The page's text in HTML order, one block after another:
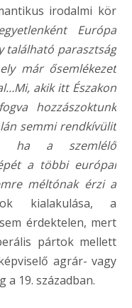
irodalmi kör
Európa
található parasztság
már ősemlékezet
akik itt Északon
hozzászoktunk
semmi rendkívülit
ha a szemlélő
a többi európai
méltónak érzi a
kialakulása, a
érdektelen, mert
pártok mellett
agrár- vagy
19. században.